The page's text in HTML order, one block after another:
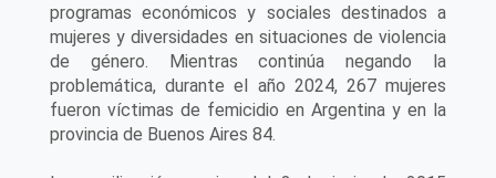
programas económicos y sociales destinados a
mujeres y diversidades en situaciones de violencia
de género. Mientras continúa negando la
problemática, durante el año 2024, 267 mujeres
fueron víctimas de femicidio en Argentina y en la
provincia de Buenos Aires 84.